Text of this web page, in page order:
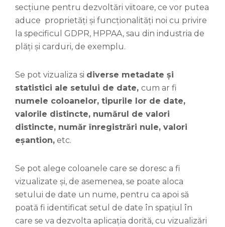
secțiune pentru dezvoltări viitoare, ce vor putea
aduce proprietăți și funcționalități noi cu privire
la specificul GDPR, HPPAA, sau din industria de
plăți și carduri, de exemplu.
Se pot vizualiza si diverse metadate și
statistici ale setului de date, cum ar fi
numele coloanelor, tipurile lor de date,
valorile distincte, numărul de valori
distincte, număr înregistrări nule, valori
eșantion, etc.
Se pot alege coloanele care se doresc a fi
vizualizate și, de asemenea, se poate aloca
setului de date un nume, pentru ca apoi să
poată fi identificat setul de date în spațiul în
care se va dezvolta aplicația dorită, cu vizualizări